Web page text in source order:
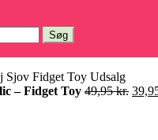
Søg
– Fidget Toy 49,95kr.